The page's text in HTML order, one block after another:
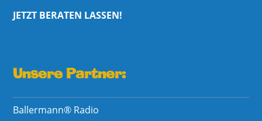
JETZT BERATEN LASSEN!
Unsere Partner:
Ballermann® Radio